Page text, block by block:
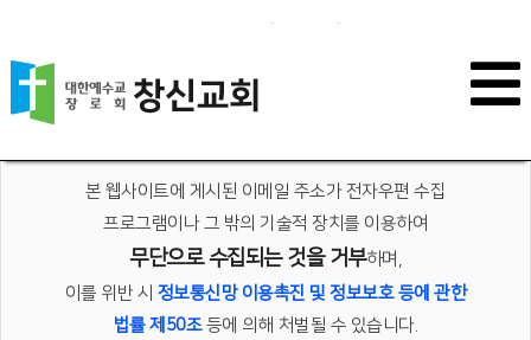
본 웹사이트에 게시된 이메일 주소가 전자우편 수집
프로그램이나 그 밖의 기술적 장치를 이용하여
무단으로 수집되는 것을 거부하며,
이를 위반 시 정보통신망 이용촉진 및 정보보호 등에 관한
법률 제50조등에 의해 처벌될 수 있습니다.